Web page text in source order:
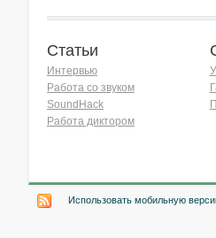
Статьи
Интервью
Работа со звуком
SoundHack
Работа диктором
Использовать мобильную